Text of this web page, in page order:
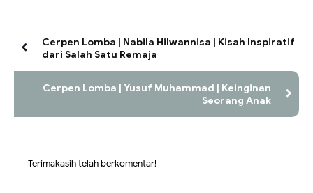
Cerpen Lomba | Nabila Hilwannisa | Kisah Inspiratif
dari Salah Satu Remaja
Cerpen Lomba | Yusuf Muhammad | Keinginan
Seorang Anak
Terimakasih telah berkomentar!